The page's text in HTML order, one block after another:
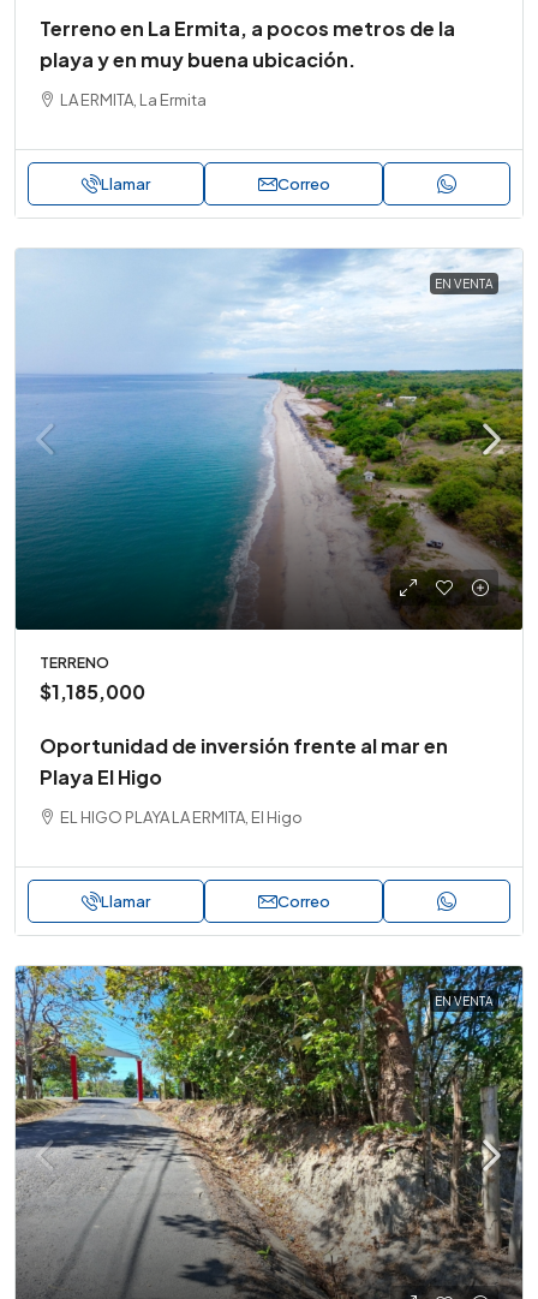
Terreno en La Ermita, a pocos metros de la
playa y en muy buena ubicación.
LA ERMITA, La Ermita
Llamar Correo
EN VENTA
TERRENO
$1,185,000
Oportunidad de inversión frente al mar en
Playa El Higo
EL HIGO PLAYA LA ERMITA, El Higo
Llamar Correo
EN VENTA